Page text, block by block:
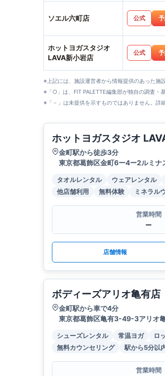
ソエル六町店 公式
ホットヨガスタジオ
LAVA新小岩店
公式
※上記には、施設運営者から情報提供のあった施
※「○」は、FIT PALETTE編集部が独自の調査・
※「－」は未提供を示すものではありません。詳
ホットヨガスタジオ
金町駅から徒歩3分
東京都葛飾区金町6ー4ー2ルミナ
タオルレンタル ウェアレンタル
他店舗利用
無料体験 ミネラル
営業時間
ー
店舗情報
ボディーズアリオ亀有店
金町駅から車で4分
東京都葛飾区亀有3-49-3アリオ
シューズレンタル 常温ヨガ ロ
無料カウンセリング
駅から5分以
営業時間